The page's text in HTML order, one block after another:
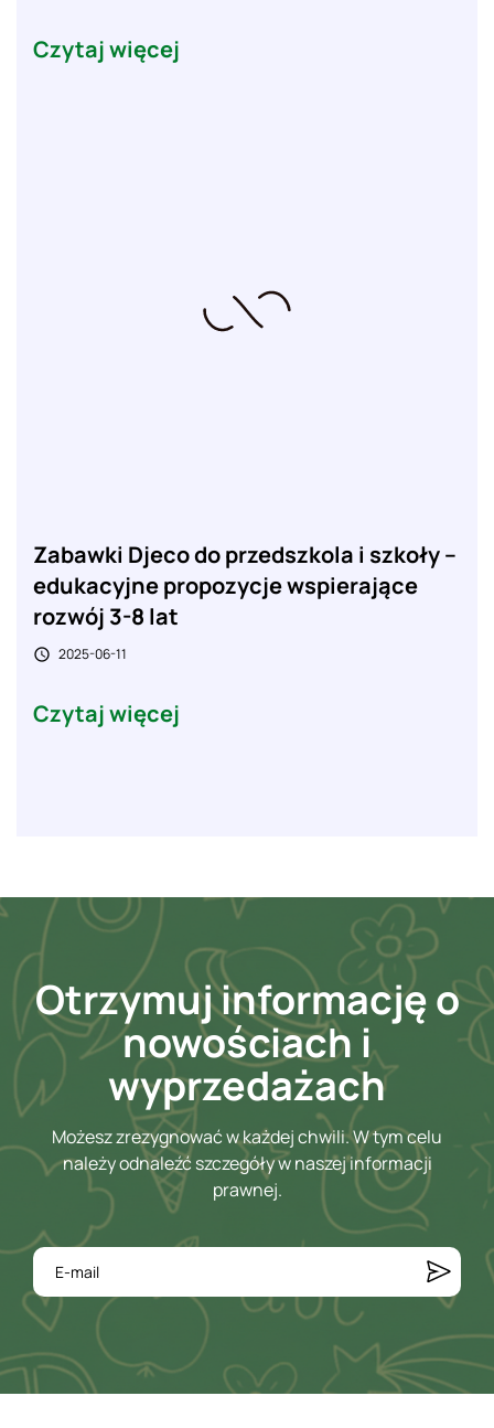
Czytaj więcej
Zabawki Djeco do przedszkola i szkoły –
edukacyjne propozycje wspierające
rozwój 3-8 lat
 2025-06-11
Czytaj więcej
Otrzymuj informację o
nowościach i
wyprzedażach
Możesz zrezygnować w każdej chwili. W tym celu
należy odnaleźć szczegóły w naszej informacji
prawnej.